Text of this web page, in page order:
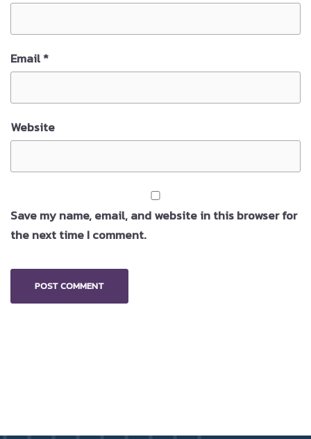
Email*
Website
Save my name, email, and website in this browser for
the next time I comment.